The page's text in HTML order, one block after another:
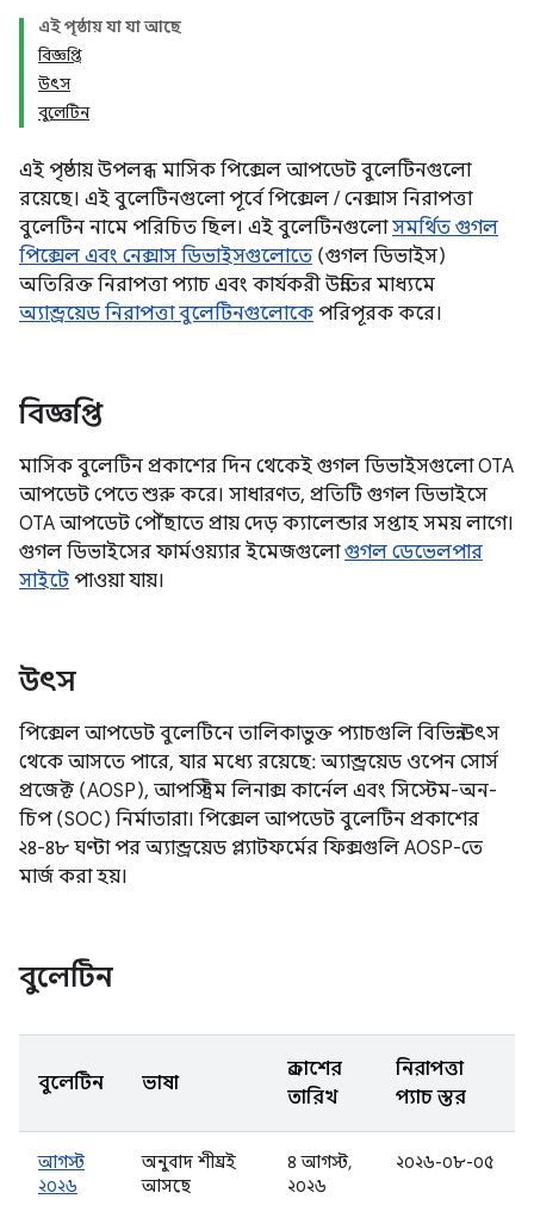
এই পৃষ্ঠায় যা যা আছে
বিজ্ঞপ্তি
উৎস
বুলেটিন
এই পৃষ্ঠায় উপলব্ধ মাসিক পিক্সেল আপডেট বুলেটিনগুলো
রয়েছে। এই বুলেটিনগুলো পূর্বে পিক্সেল / নেক্সাস নিরাপত্তা
বুলেটিন নামে পরিচিত ছিল। এই বুলেটিনগুলোসমর্থিত গুগল
পিক্সেল এবং নেক্সাস ডিভাইসগুলোতে (গুগল ডিভাইস)
অতিরিক্ত নিরাপত্তা প্যাচ এবং কার্যকরী উন্নতির মাধ্যমে
অ্যান্ড্রয়েড নিরাপত্তা বুলেটিনগুলোকে পরিপূরক করে।
বিজ্ঞপ্তি
মাসিক বুলেটিন প্রকাশের দিন থেকেই গুগল ডিভাইসগুলো OTA
আপডেট পেতে শুরু করে। সাধারণত, প্রতিটি গুগল ডিভাইসে
OTA আপডেট পৌঁছাতে প্রায় দেড় ক্যালেন্ডার সপ্তাহ সময় লাগে।
গুগল ডিভাইসের ফার্মওয়্যার ইমেজগুলোগুগল ডেভেলপার
সাইটে পাওয়া যায়।
উৎস
পিক্সেল আপডেট বুলেটিনে তালিকাভুক্ত প্যাচগুলি বিভিন্ন উৎস
থেকে আসতে পারে, যার মধ্যে রয়েছে: অ্যান্ড্রয়েড ওপেন সোর্স
প্রজেক্ট (AOSP), আপস্ট্রিম লিনাক্স কার্নেল এবং সিস্টেম-অন-
চিপ (SOC) নির্মাতারা। পিক্সেল আপডেট বুলেটিন প্রকাশের
২৪-৪৮ ঘণ্টা পর অ্যান্ড্রয়েড প্ল্যাটফর্মের ফিক্সগুলি AOSP-তে
মার্জ করা হয়।
বুলেটিন
বুলেটিন ভাষা
প্রকাশের
তারিখ
নিরাপত্তা
প্যাচ স্তর
আগস্ট
২০২৬
অনুবাদ শীঘ্রই
আসছে
৪ আগস্ট,
২০২৬
২০২৬-০৮-০৫